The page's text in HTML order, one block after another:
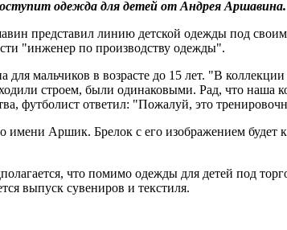
одежда для детей от Андрея Аршавина.
представил линию детской одежды под
"инженер по производству одежды".
для мальчиков в возрасте до 15 лет. "В
строем, были одинаковыми. Рад, что наша
футболист ответил: "Пожалуй, это
Аршик. Брелок с его изображением
что помимо одежды для детей под
выпуск сувениров и текстиля.